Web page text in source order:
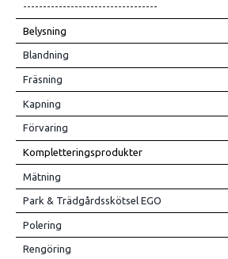
----------------------------------
Belysning
Blandning
Fräsning
Kapning
Förvaring
Kompletteringsprodukter
Mätning
Park & Trädgårdsskötsel EGO
Polering
Rengöring